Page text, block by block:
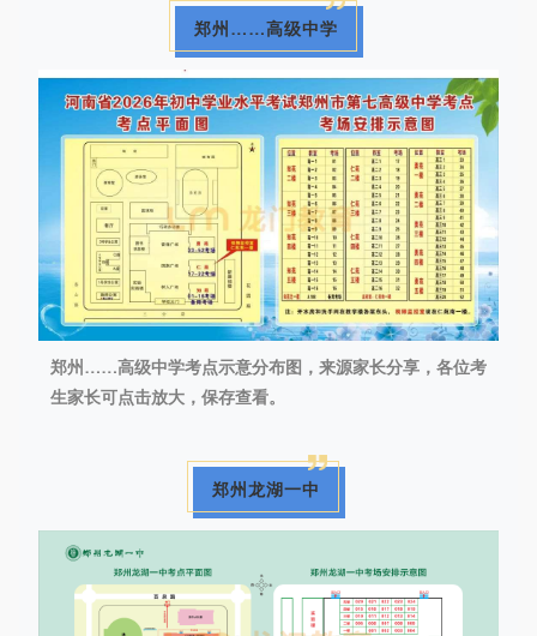
郑州……高级中学
郑州……高级中学考点示意分布图，来源家长分享，各位考
生家长可点击放大，保存查看。
郑州龙湖一中